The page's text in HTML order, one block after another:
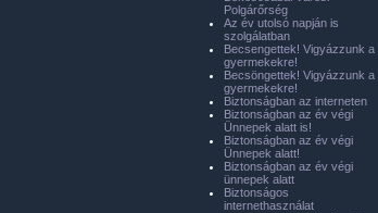
Polgárőrség
Az év utolsó napján is
szolgálatban
Becsengettek! Vigyázzunk a
gyermekekre!
Becsöngettek! Vigyázzunk a
gyermekekre!
Biztonságban az interneten
Biztonságban az év végi
Ünnepek alatt is!
Biztonságban az év végi
Ünnepek alatt!
Biztonságban az év végi
ünnepek alatt
Biztonságos
internethasználat